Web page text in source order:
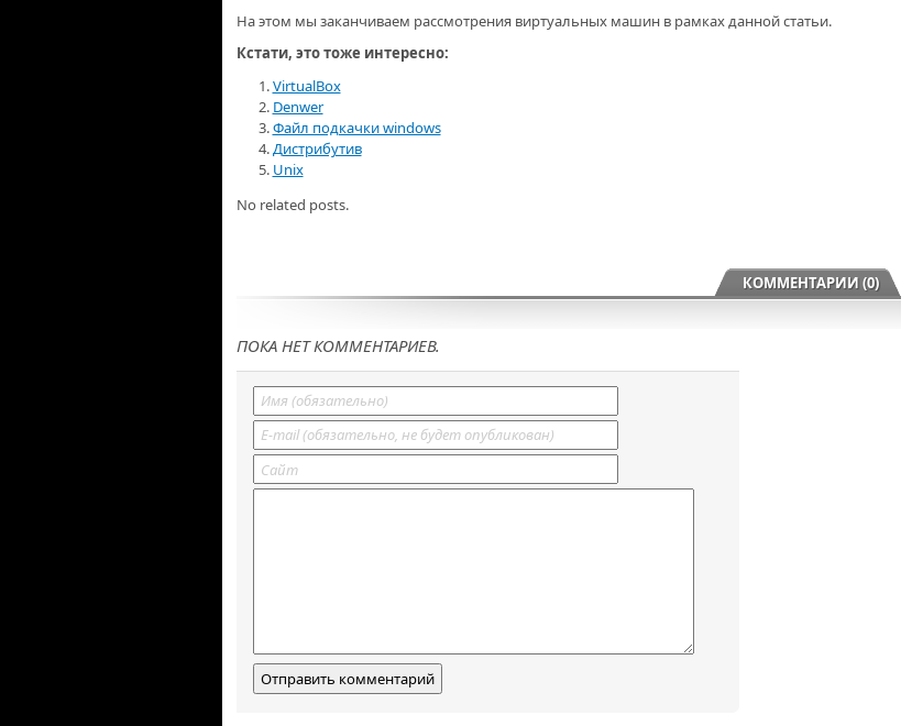
На этом мы заканчиваем рассмотрения виртуальных машин в рамках данной статьи.
Кстати, это тоже интересно:
VirtualBox
Denwer
Файл подкачки windows
Дистрибутив
Unix
No related posts.
КОММЕНТАРИИ (0)
ПОКА НЕТ КОММЕНТАРИЕВ.